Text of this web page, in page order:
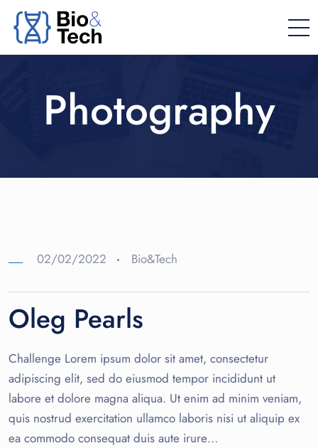
Photography
02/02/2022 Bio&Tech
Oleg Pearls
Challenge Lorem ipsum dolor sit amet, consectetur
adipiscing elit, sed do eiusmod tempor incididunt ut
labore et dolore magna aliqua. Ut enim ad minim veniam,
quis nostrud exercitation ullamco laboris nisi ut aliquip ex
ea commodo consequat duis aute irure…